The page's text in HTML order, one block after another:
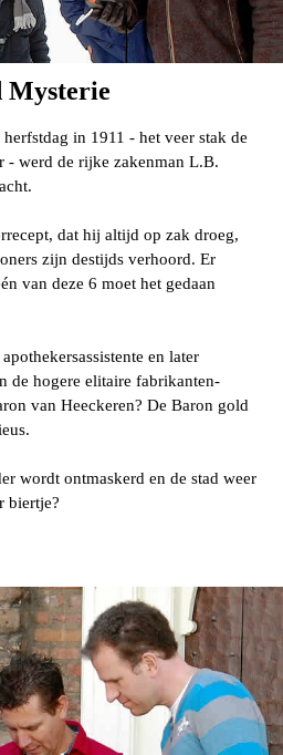
Mysterie
in 1911 - het veer stak de
- werd de rijke zakenman L.B.
dat hij altijd op zak droeg,
zijn destijds verhoord. Er
van deze 6 moet het gedaan
en later
de hogere elitaire fabrikanten-
van Heeckeren? De Baron gold
wordt ontmaskerd en de stad weer
biertje?